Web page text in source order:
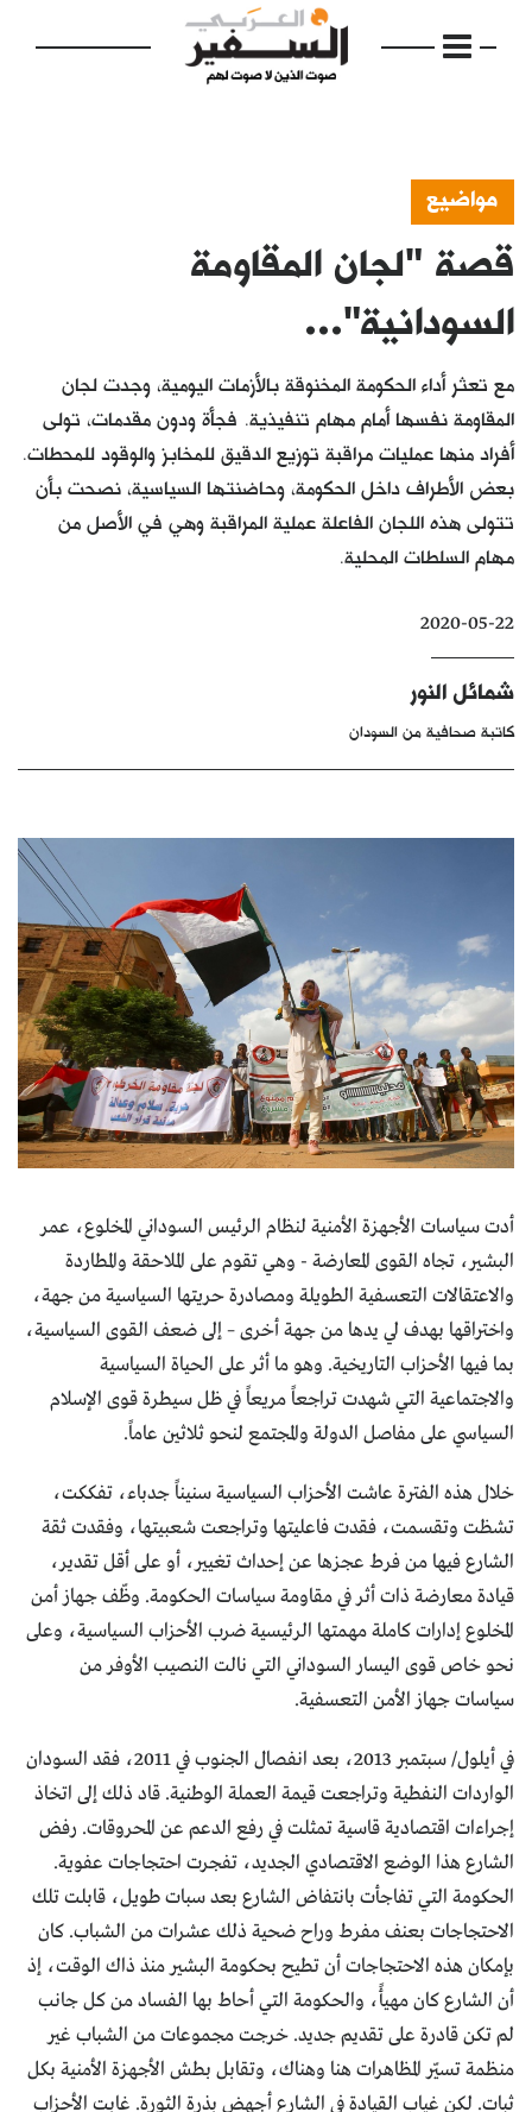
الرئيسية
مواضيع
فكرة
دفاتر
بالصورة
كتّابنا
الأرشيف
مواضيع
قصة "لجان المقاومة
السودانية"...
مع تعثر أداء الحكومة المخنوقة بالأزمات اليومية، وجدت لجان
المقاومة نفسها أمام مهام تنفيذية. فجأة ودون مقدمات، تولى
أفراد منها عمليات مراقبة توزيع الدقيق للمخابز والوقود للمحطات.
بعض الأطراف داخل الحكومة، وحاضنتها السياسية، نصحت بأن
تتولى هذه اللجان الفاعلة عملية المراقبة وهي في الأصل من
مهام السلطات المحلية.
2020-05-22
شمائل النور
كاتبة صحافية من السودان
أدت سياسات الأجهزة الأمنية لنظام الرئيس السوداني المخلوع، عمر
البشير، تجاه القوى المعارضة - وهي تقوم على الملاحقة والمطاردة
والاعتقالات التعسفية الطويلة ومصادرة حريتها السياسية من جهة،
واختراقها بهدف لي يدها من جهة أخرى – إلى ضعف القوى السياسية،
بما فيها الأحزاب التاريخية. وهو ما أثر على الحياة السياسية
والاجتماعية التي شهدت تراجعاً مريعاً في ظل سيطرة قوى الإسلام
السياسي على مفاصل الدولة والمجتمع لنحو ثلاثين عاماً.
خلال هذه الفترة عاشت الأحزاب السياسية سنيناً جدباء، تفككت،
تشظت وتقسمت، فقدت فاعليتها وتراجعت شعبيتها، وفقدت ثقة
الشارع فيها من فرط عجزها عن إحداث تغيير، أو على أقل تقدير،
قيادة معارضة ذات أثر في مقاومة سياسات الحكومة. وظّف جهاز أمن
المخلوع إدارات كاملة مهمتها الرئيسية ضرب الأحزاب السياسية، وعلى
نحو خاص قوى اليسار السوداني التي نالت النصيب الأوفر من
سياسات جهاز الأمن التعسفية.
في أيلول/ سبتمبر 2013، بعد انفصال الجنوب في 2011، فقد السودان
الواردات النفطية وتراجعت قيمة العملة الوطنية. قاد ذلك إلى اتخاذ
إجراءات اقتصادية قاسية تمثلت في رفع الدعم عن المحروقات. رفض
الشارع هذا الوضع الاقتصادي الجديد، تفجرت احتجاجات عفوية.
الحكومة التي تفاجأت بانتفاض الشارع بعد سبات طويل، قابلت تلك
الاحتجاجات بعنف مفرط وراح ضحية ذلك عشرات من الشباب. كان
بإمكان هذه الاحتجاجات أن تطيح بحكومة البشير منذ ذاك الوقت، إذ
أن الشارع كان مهيأً، والحكومة التي أحاط بها الفساد من كل جانب
لم تكن قادرة على تقديم جديد. خرجت مجموعات من الشباب غير
منظمة تسيّر المظاهرات هنا وهناك، وتقابل بطش الأجهزة الأمنية بكل
ثبات. لكن غياب القيادة في الشارع أجهض بذرة الثورة. غابت الأحزاب